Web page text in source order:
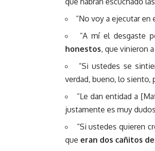
“No voy a ejecutar en
“A mí el desgaste
honestos, que vinieron
“Si ustedes se
verdad, bueno, lo siento,
“Le dan entidad a
justamente es muy
“Si ustedes quieren
que eran dos cañitos de